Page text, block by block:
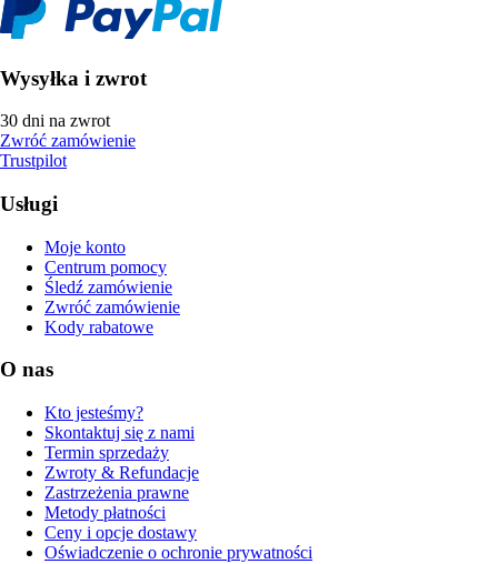
Wysyłka i zwrot
30 dni na zwrot
Zwróć zamówienie
Trustpilot
Usługi
Moje konto
Centrum pomocy
Śledź zamówienie
Zwróć zamówienie
Kody rabatowe
O nas
Kto jesteśmy?
Skontaktuj się z nami
Termin sprzedaży
Zwroty & Refundacje
Zastrzeżenia prawne
Metody płatności
Ceny i opcje dostawy
Oświadczenie o ochronie prywatności